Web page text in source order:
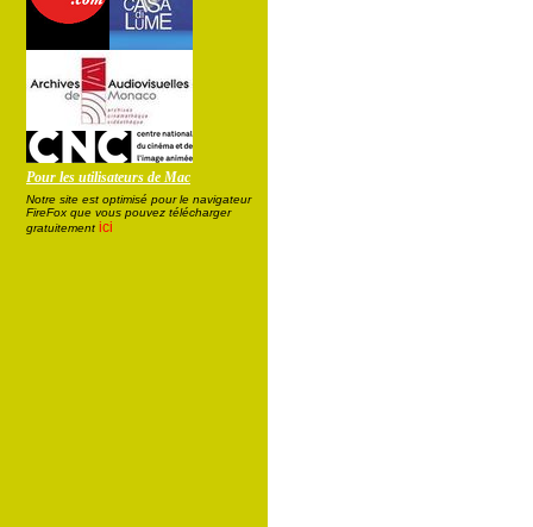
Pour les utilisateurs de Mac
Notre site est optimisé pour le navigateur
FireFox que vous pouvez télécharger
gratuitement ici